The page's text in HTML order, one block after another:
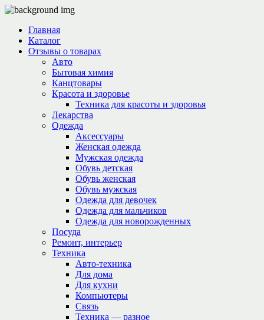
Главная
Каталог
Отзывы о товарах
Авто
Бытовая химия
Канцтовары
Красота и здоровье
Техника для красоты и здоровья
Лекарства
Одежда
Аксессуары
Женская одежда
Мужская одежда
Обувь детская
Обувь женская
Обувь мужская
Одежда для девочек
Одежда для мальчиков
Одежда для новорожденных
Посуда
Ремонт, интерьер
Техника
Авто-техника
Для дома
Для кухни
Компьютеры
Связь
Техника — разное